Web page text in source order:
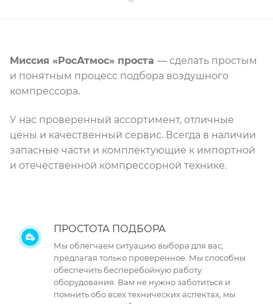
Миссия «РосАтмос» проста — сделать простым
и понятным процесс подбора воздушного
компрессора.
У нас проверенный ассортимент, отличные
цены и качественный сервис. Всегда в наличии
запасные части и комплектующие к импортной
и отечественной компрессорной технике.
ПРОСТОТА ПОДБОРА
Мы облегчаем ситуацию выбора для вас,
предлагая только проверенное. Мы способны
обеспечить бесперебойную работу
оборудования. Вам не нужно заботиться и
помнить обо всех технических аспектах, мы